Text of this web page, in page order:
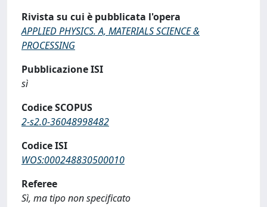
Rivista su cui è pubblicata l'opera
APPLIED PHYSICS. A, MATERIALS SCIENCE &
PROCESSING
Pubblicazione ISI
sì
Codice SCOPUS
2-s2.0-36048998482
Codice ISI
WOS:000248830500010
Referee
Sì, ma tipo non specificato